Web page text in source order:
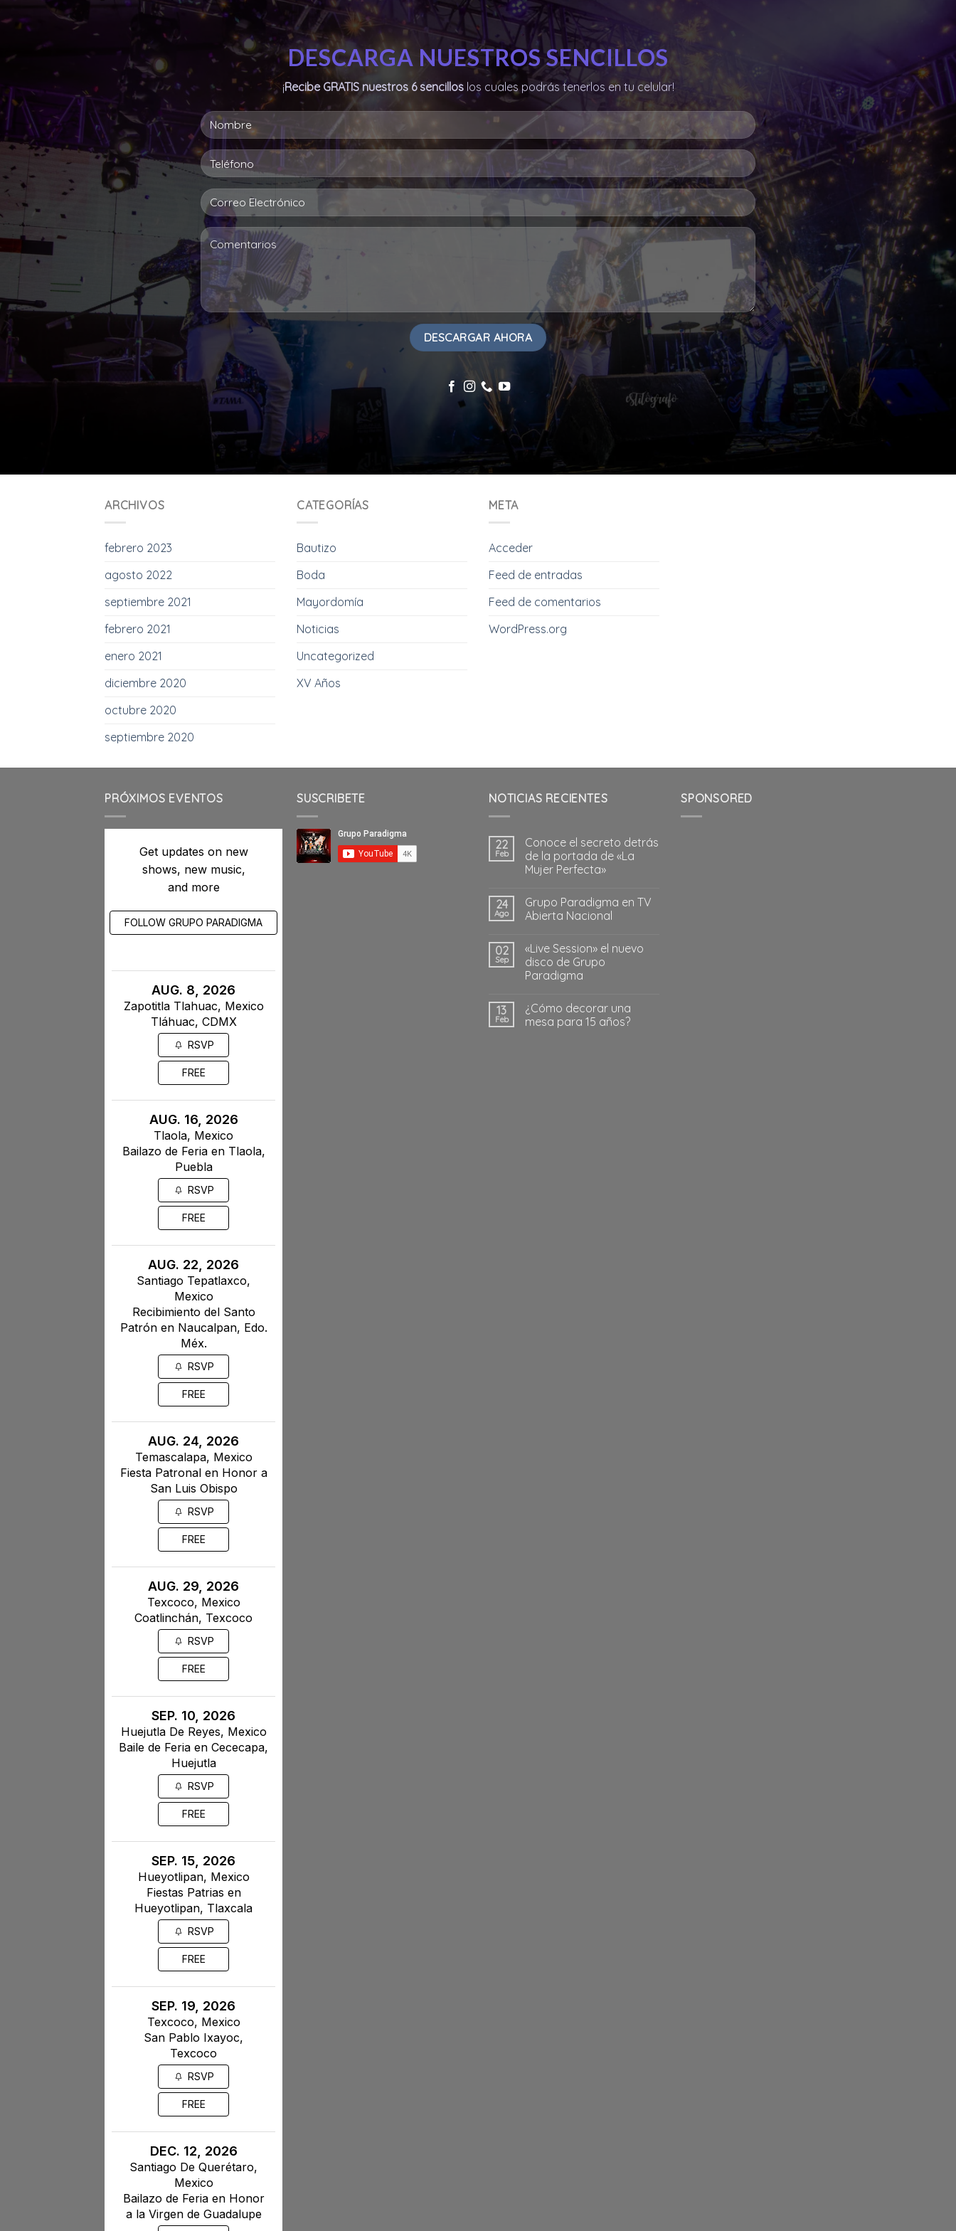
DESCARGA NUESTROS SENCILLOS
¡Recibe GRATIS nuestros 6 sencilloslos cuales podrás tenerlos en tu celular!
ARCHIVOS
febrero 2023
agosto 2022
septiembre 2021
febrero 2021
enero 2021
diciembre 2020
octubre 2020
septiembre 2020
CATEGORÍAS
Bautizo
Boda
Mayordomía
Noticias
Uncategorized
XV Años
META
Acceder
Feed de entradas
Feed de comentarios
WordPress.org
PRÓXIMOS EVENTOS
Get updates on new
shows, new music,
and more
FOLLOW GRUPO PARADIGMA
AUG. 8, 2026
Zapotitla Tlahuac, Mexico
Tláhuac, CDMX
RSVP
FREE
AUG. 16, 2026
Tlaola, Mexico
Bailazo de Feria en Tlaola,
Puebla
RSVP
FREE
AUG. 22, 2026
Santiago Tepatlaxco,
Mexico
Recibimiento del Santo
Patrón en Naucalpan, Edo.
Méx.
RSVP
FREE
AUG. 24, 2026
Temascalapa, Mexico
Fiesta Patronal en Honor a
San Luis Obispo
RSVP
FREE
AUG. 29, 2026
Texcoco, Mexico
Coatlinchán, Texcoco
RSVP
FREE
SEP. 10, 2026
Huejutla De Reyes, Mexico
Baile de Feria en Cececapa,
Huejutla
RSVP
FREE
SEP. 15, 2026
Hueyotlipan, Mexico
Fiestas Patrias en
Hueyotlipan, Tlaxcala
RSVP
FREE
SEP. 19, 2026
Texcoco, Mexico
San Pablo Ixayoc,
Texcoco
RSVP
FREE
DEC. 12, 2026
Santiago De Querétaro,
Mexico
Bailazo de Feria en Honor
a la Virgen de Guadalupe
SUSCRIBETE NOTICIAS RECIENTES
22
Feb
Conoce el secreto detrás
de la portada de «La
Mujer Perfecta»
24
Ago
Grupo Paradigma en TV
Abierta Nacional
02
Sep
«Live Session» el nuevo
disco de Grupo
Paradigma
13
Feb
¿Cómo decorar una
mesa para 15 años?
SPONSORED